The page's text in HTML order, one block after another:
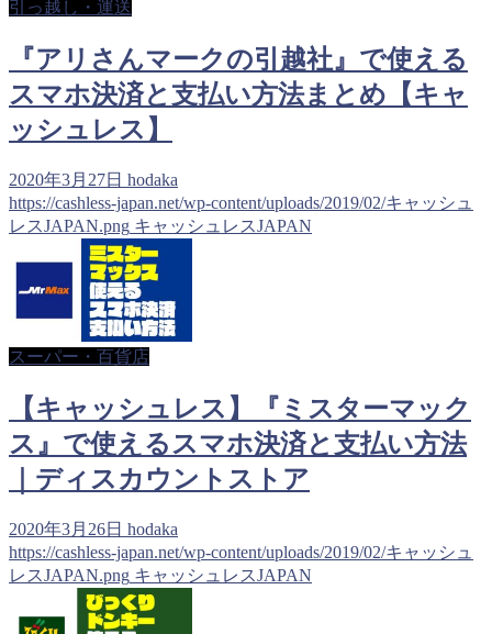
引っ越し・運送
『アリさんマークの引越社』で使える
スマホ決済と支払い方法まとめ【キャ
ッシュレス】
2020年3月27日 hodaka
https://cashless-japan.net/wp-content/uploads/2019/02/キャッシュ
レスJAPAN.png キャッシュレスJAPAN
スーパー・百貨店
【キャッシュレス】『ミスターマック
ス』で使えるスマホ決済と支払い方法
｜ディスカウントストア
2020年3月26日 hodaka
https://cashless-japan.net/wp-content/uploads/2019/02/キャッシュ
レスJAPAN.png キャッシュレスJAPAN